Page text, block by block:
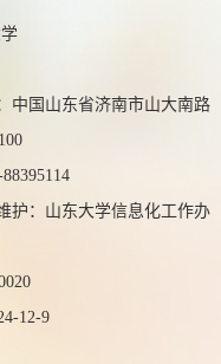
国山东省济南市山大南路
护：山东大学信息化工作办
-12-9